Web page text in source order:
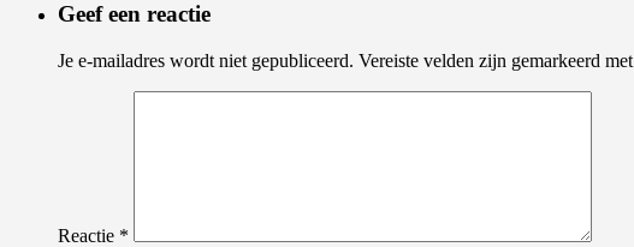
Geef een reactie
Je e-mailadres wordt niet gepubliceerd. Vereiste velden zijn gemarkeerd met
Reactie *